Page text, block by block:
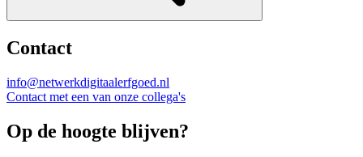
Contact
info@netwerkdigitaalerfgoed.nl
Contact met een van onze collega's
Op de hoogte blijven?